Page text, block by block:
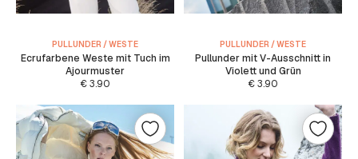
PULLUNDER / WESTE
Ecrufarbene Weste mit Tuch im
Ajourmuster
€3.90
PULLUNDER / WESTE
Pullunder mit V-Ausschnitt in
Violett und Grün
€3.90